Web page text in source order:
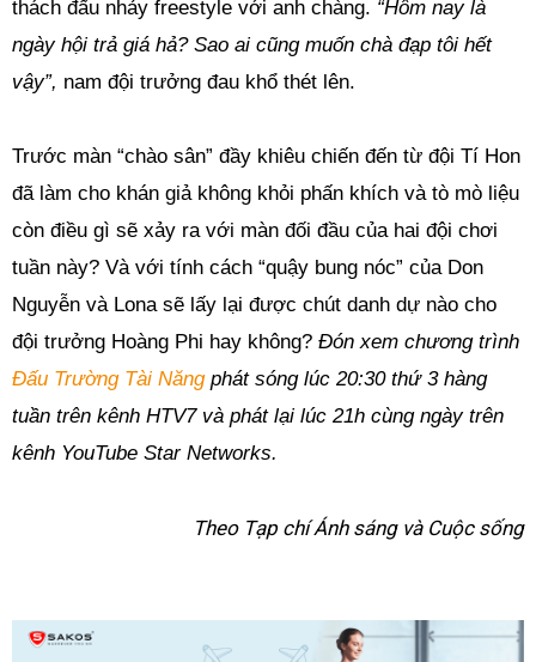
thách đấu nhảy freestyle với anh chàng. “Hôm nay là
ngày hội trả giá hả? Sao ai cũng muốn chà đạp tôi hết
vậy”, nam đội trưởng đau khổ thét lên.
Trước màn “chào sân” đầy khiêu chiến đến từ đội Tí Hon
đã làm cho khán giả không khỏi phấn khích và tò mò liệu
còn điều gì sẽ xảy ra với màn đối đầu của hai đội chơi
tuần này? Và với tính cách “quậy bung nóc” của Don
Nguyễn và Lona sẽ lấy lại được chút danh dự nào cho
đội trưởng Hoàng Phi hay không? Đón xem chương trình
Đấu Trường Tài Năngphát sóng lúc 20:30 thứ 3 hàng
tuần trên kênh HTV7 và phát lại lúc 21h cùng ngày trên
kênh YouTube Star Networks.
Theo Tạp chí Ánh sáng và Cuộc sống